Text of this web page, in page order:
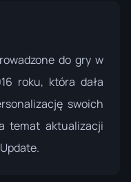
do gry w
roku, która dała
swoich
temat aktualizacji
.